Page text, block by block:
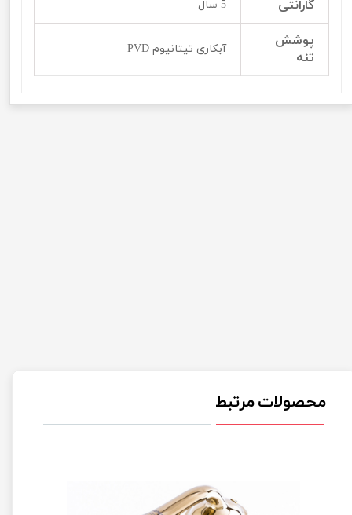
گارانتی 5 سال
پوشش
تنه
آبکاری تیتانیوم PVD
محصولات مرتبط